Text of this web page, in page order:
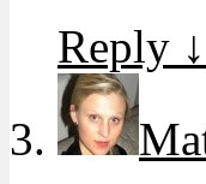
Reply ↓